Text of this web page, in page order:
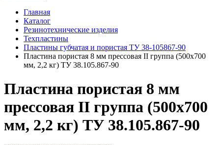
Главная
Каталог
Резинотехнические изделия
Техпластины
Пластины губчатая и пористая ТУ 38-105867-90
Пластина пористая 8 мм прессовая II группа (500х700
мм, 2,2 кг) ТУ 38.105.867-90
Пластина пористая 8 мм
прессовая II группа (500х700
мм, 2,2 кг) ТУ 38.105.867-90